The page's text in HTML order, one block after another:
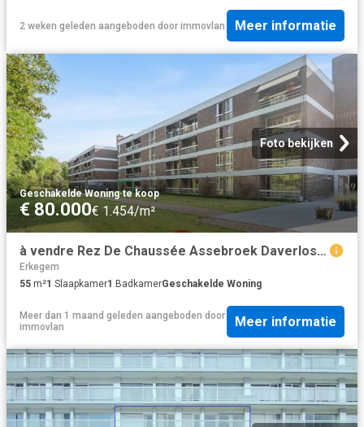
2 weken geleden aangeboden door immovlan Meer informatie
Foto bekijken
Geschakelde Woning·te koop
€ 80.000€ 1.454/m²
à vendre Rez De Chaussée Assebroek Daverlostraat
Erkegem
55 m²1 Slaapkamer1 BadkamerGeschakelde Woning
Meer dan 1 maand geleden aangeboden door
immovlan
Meer informatie